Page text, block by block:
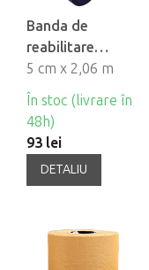
Banda de
reabilitare
Sanctaband
Floss band
5 cm x 2,06 m
În stoc (livrare în
48h)
93 lei
DETALIU